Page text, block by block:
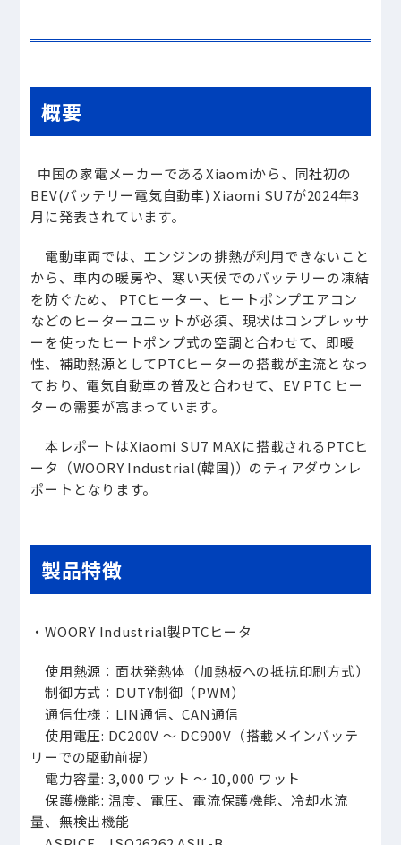
概要
中国の家電メーカーであるXiaomiから、同社初の
BEV(バッテリー電気自動車) Xiaomi SU7が2024年3
月に発表されています。
電動車両では、エンジンの排熱が利用できないこと
から、車内の暖房や、寒い天候でのバッテリーの凍結
を防ぐため、 PTCヒーター、ヒートポンプエアコン
などのヒーターユニットが必須、現状はコンプレッサ
ーを使ったヒートポンプ式の空調と合わせて、即暖
性、補助熱源としてPTCヒーターの搭載が主流となっ
ており、電気自動車の普及と合わせて、EV PTC ヒー
ターの需要が高まっています。
本レポートはXiaomi SU7 MAXに搭載されるPTCヒ
ータ（WOORY Industrial(韓国)）のティアダウンレ
ポートとなります。
製品特徴
・WOORY Industrial製PTCヒータ
使用熱源：面状発熱体（加熱板への抵抗印刷方式）
制御方式：DUTY制御（PWM）
通信仕様：LIN通信、CAN通信
使用電圧: DC200V ～ DC900V（搭載メインバッテ
リーでの駆動前提）
電力容量: 3,000 ワット ～ 10,000 ワット
保護機能: 温度、電圧、電流保護機能、冷却水流
量、無検出機能